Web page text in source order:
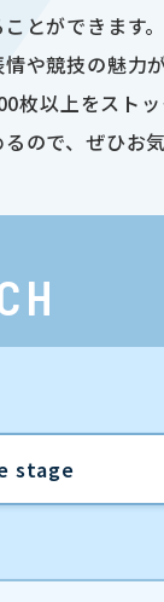
とができます
や競技の魅力
枚以上をスト
ので、ぜひお